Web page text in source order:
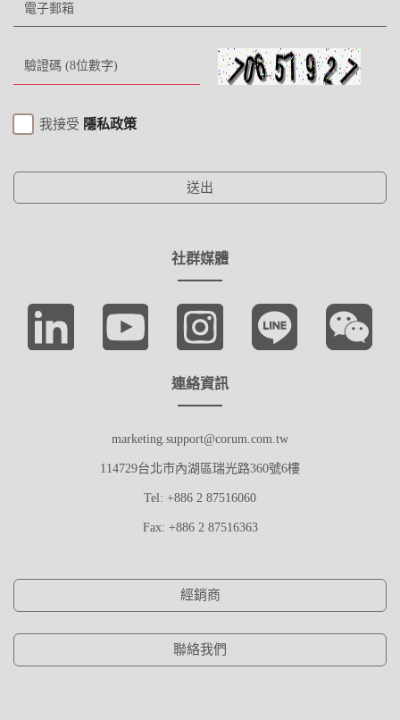
我接受 隱私政策
送出
社群媒體
連絡資訊
marketing.support@corum.com.tw
114729台北市內湖區瑞光路360號6樓
Tel: +886 2 87516060
Fax: +886 2 87516363
經銷商
聯絡我們